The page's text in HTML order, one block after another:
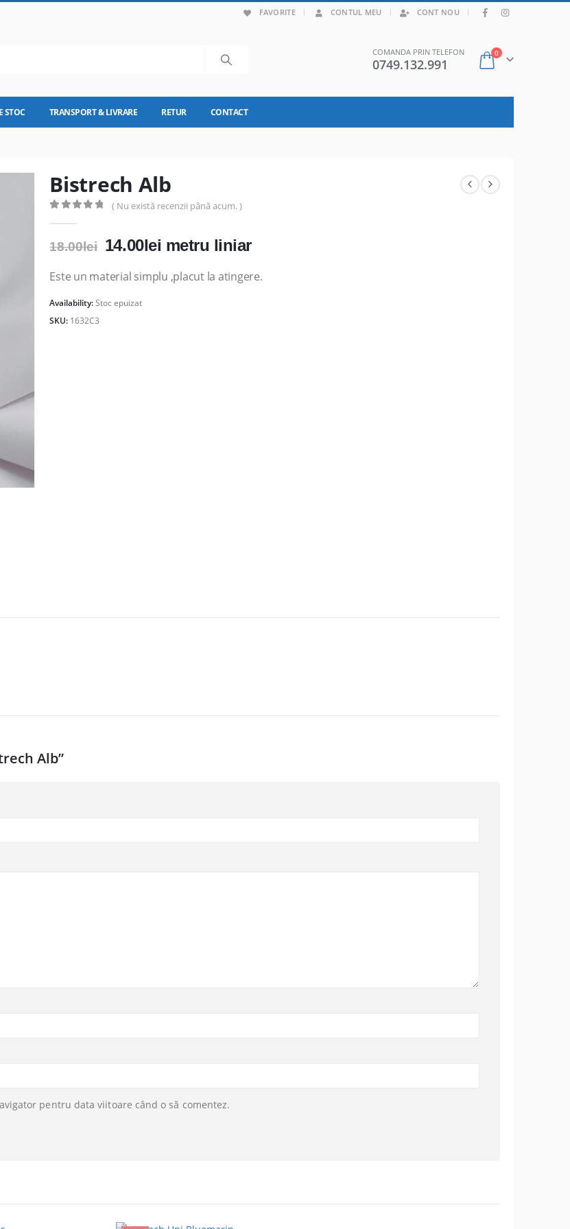
FAVORITE CONTUL MEU CONT NOU |
COMANDA PRIN TELEFON
0749.132.991
0
STOC TRANSPORT & LIVRARE RETUR CONTACT
Bistrech Alb
( Nu există recenzii până acum. )
18.00lei Prețul
a
18.00lei.
14.00lei Prețul
este:
metru liniar
Este un material simplu ,placut la atingere.
Availability:Stoc epuizat
SKU: 1632C3
Alb”
pentru data viitoare când o să comentez.